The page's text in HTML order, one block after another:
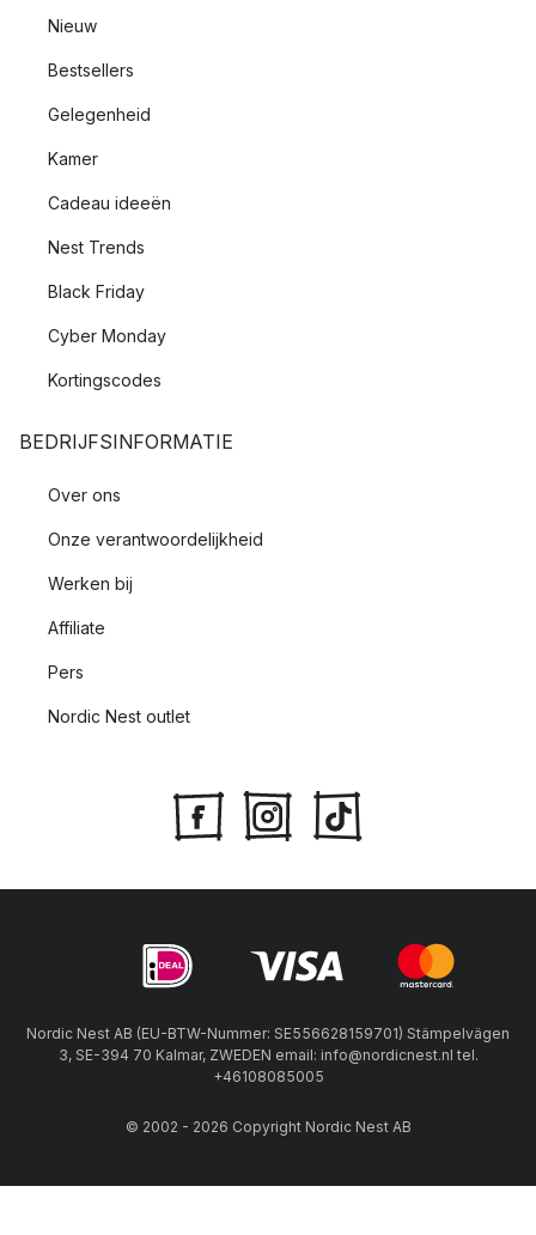
Nieuw
Bestsellers
Gelegenheid
Kamer
Cadeau ideeën
Nest Trends
Black Friday
Cyber Monday
Kortingscodes
BEDRIJFSINFORMATIE
Over ons
Onze verantwoordelijkheid
Werken bij
Affiliate
Pers
Nordic Nest outlet
Nordic Nest AB (EU-BTW-Nummer: SE556628159701) Stämpelvägen
3, SE-394 70 Kalmar, ZWEDEN email: info@nordicnest.nl tel.
+46108085005
© 2002 - 2026 Copyright Nordic Nest AB